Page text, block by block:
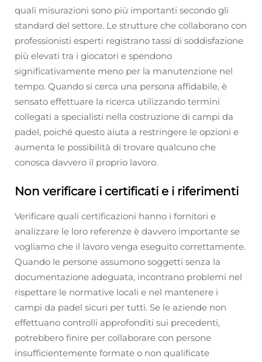
quali misurazioni sono più importanti secondo gli
standard del settore. Le strutture che collaborano con
professionisti esperti registrano tassi di soddisfazione
più elevati tra i giocatori e spendono
significativamente meno per la manutenzione nel
tempo. Quando si cerca una persona affidabile, è
sensato effettuare la ricerca utilizzando termini
collegati a specialisti nella costruzione di campi da
padel, poiché questo aiuta a restringere le opzioni e
aumenta le possibilità di trovare qualcuno che
conosca davvero il proprio lavoro.
Non verificare i certificati e i riferimenti
Verificare quali certificazioni hanno i fornitori e
analizzare le loro referenze è davvero importante se
vogliamo che il lavoro venga eseguito correttamente.
Quando le persone assumono soggetti senza la
documentazione adeguata, incontrano problemi nel
rispettare le normative locali e nel mantenere i
campi da padel sicuri per tutti. Se le aziende non
effettuano controlli approfonditi sui precedenti,
potrebbero finire per collaborare con persone
insufficientemente formate o non qualificate